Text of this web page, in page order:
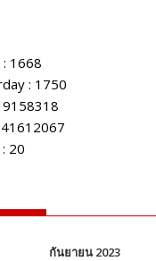
1668
: 1750
20
กันยายน 2023